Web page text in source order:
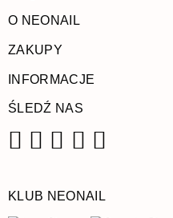
O NEONAIL
ZAKUPY
INFORMACJE
ŚLEDŹ NAS
KLUB NEONAIL